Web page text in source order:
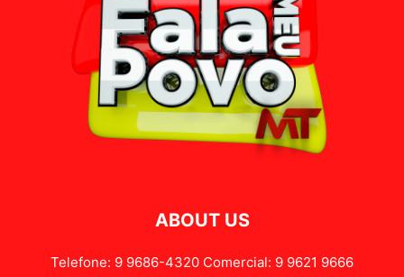
ABOUT US
Telefone: 9 9686-4320 Comercial: 9 9621 9666